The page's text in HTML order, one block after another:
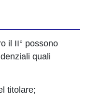
il II° possono
quali
titolare;